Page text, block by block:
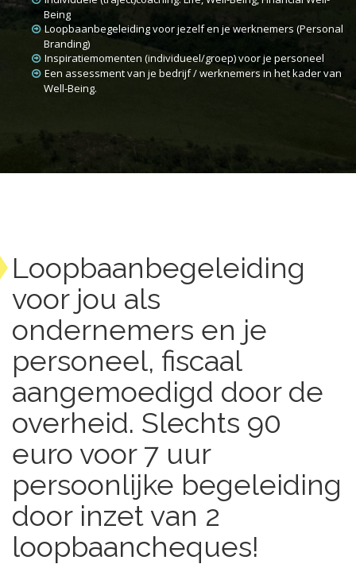
Being
Loopbaanbegeleiding voor jezelf en je werknemers (Personal
Branding)
Inspiratiemomenten (individueel/groep) voor je personeel
Een assessment van je bedrijf / werknemers in het kader van
Well-Being.
Loopbaanbegeleiding
voor jou als
ondernemers en je
personeel, fiscaal
aangemoedigd door de
overheid. Slechts 90
euro voor 7 uur
persoonlijke begeleiding
door inzet van 2
loopbaancheques!